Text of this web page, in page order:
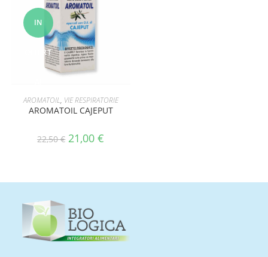
IN
OFFERT
AGGIUNGI AL CARRELLO
AROMATOIL, VIE RESPIRATORIE
AROMATOIL CAJEPUT
22,50€ 21,00€